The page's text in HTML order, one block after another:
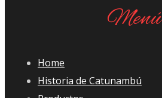
Menú
Home
Historia de Catunambú